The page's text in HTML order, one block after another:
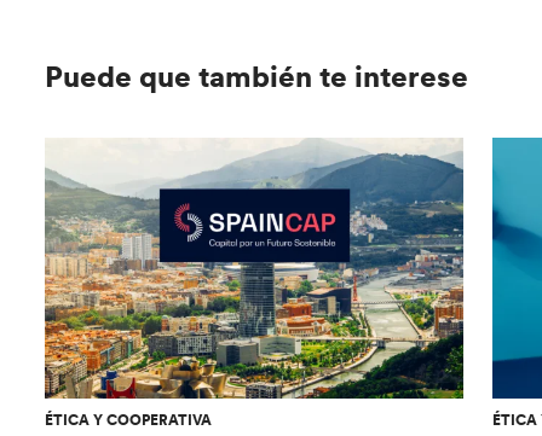
Puede que también te interese
ÉTICA Y COOPERATIVA ÉTICA